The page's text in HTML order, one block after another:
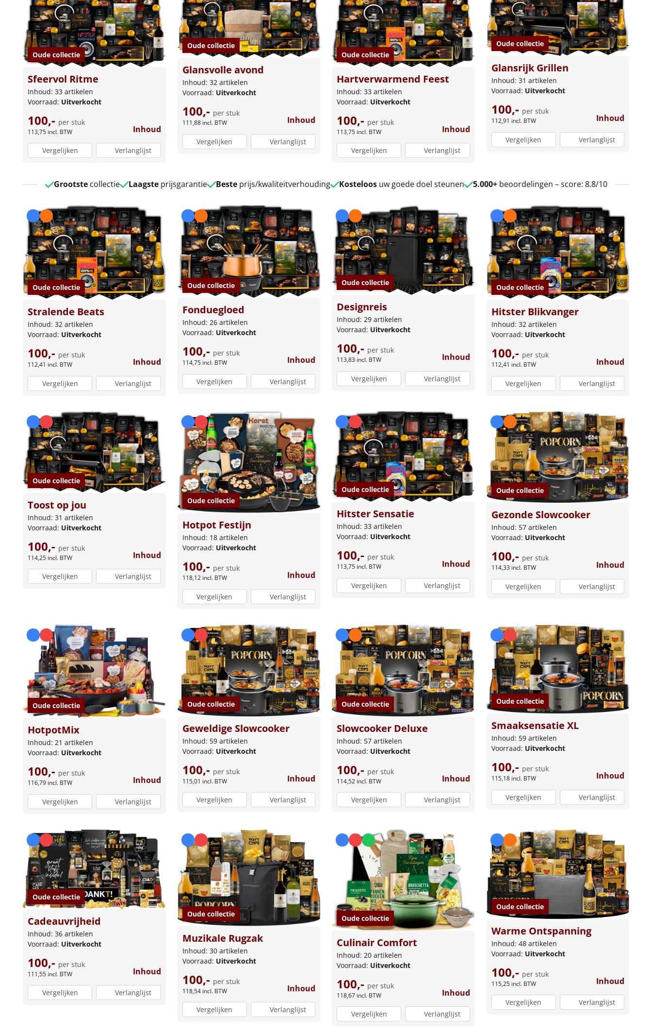
Oude collectie
Sfeervol Ritme
Inhoud: 33 artikelen
Voorraad: Uitverkocht
100,- per stuk
113,75 incl. BTW Inhoud
Vergelijken Verlanglijst
Oude collectie
Glansvolle avond
Inhoud: 32 artikelen
Voorraad: Uitverkocht
100,- per stuk
111,88 incl. BTW Inhoud
Vergelijken Verlanglijst
Oude collectie
Hartverwarmend Feest
Inhoud: 33 artikelen
Voorraad: Uitverkocht
100,- per stuk
113,75 incl. BTW Inhoud
Vergelijken Verlanglijst
Oude collectie
Glansrijk Grillen
Inhoud: 31 artikelen
Voorraad: Uitverkocht
100,- per stuk
112,91 incl. BTW Inhoud
Vergelijken Verlanglijst
Oude collectie
Stralende Beats
Inhoud: 32 artikelen
Voorraad: Uitverkocht
100,- per stuk
112,41 incl. BTW Inhoud
Vergelijken Verlanglijst
Oude collectie
Fonduegloed
Inhoud: 26 artikelen
Voorraad: Uitverkocht
100,- per stuk
114,75 incl. BTW Inhoud
Vergelijken Verlanglijst
Oude collectie
Designreis
Inhoud: 29 artikelen
Voorraad: Uitverkocht
100,- per stuk
113,83 incl. BTW Inhoud
Vergelijken Verlanglijst
Oude collectie
Hitster Blikvanger
Inhoud: 32 artikelen
Voorraad: Uitverkocht
100,- per stuk
112,41 incl. BTW Inhoud
Vergelijken Verlanglijst
Oude collectie
Toost op jou
Inhoud: 31 artikelen
Voorraad: Uitverkocht
100,- per stuk
114,25 incl. BTW Inhoud
Vergelijken Verlanglijst
Oude collectie
Hotpot Festijn
Inhoud: 18 artikelen
Voorraad: Uitverkocht
100,- per stuk
118,12 incl. BTW Inhoud
Vergelijken Verlanglijst
Oude collectie
Hitster Sensatie
Inhoud: 33 artikelen
Voorraad: Uitverkocht
100,- per stuk
113,75 incl. BTW Inhoud
Vergelijken Verlanglijst
Oude collectie
Gezonde Slowcooker
Inhoud: 57 artikelen
Voorraad: Uitverkocht
100,- per stuk
114,33 incl. BTW Inhoud
Vergelijken Verlanglijst
Oude collectie
HotpotMix
Inhoud: 21 artikelen
Voorraad: Uitverkocht
100,- per stuk
116,79 incl. BTW Inhoud
Vergelijken Verlanglijst
Oude collectie
Geweldige Slowcooker
Inhoud: 59 artikelen
Voorraad: Uitverkocht
100,- per stuk
115,01 incl. BTW Inhoud
Vergelijken Verlanglijst
Oude collectie
Slowcooker Deluxe
Inhoud: 57 artikelen
Voorraad: Uitverkocht
100,- per stuk
114,52 incl. BTW Inhoud
Vergelijken Verlanglijst
Oude collectie
Smaaksensatie XL
Inhoud: 59 artikelen
Voorraad: Uitverkocht
100,- per stuk
115,18 incl. BTW Inhoud
Vergelijken Verlanglijst
Oude collectie
Cadeauvrijheid
Inhoud: 36 artikelen
Voorraad: Uitverkocht
100,- per stuk
111,55 incl. BTW Inhoud
Vergelijken Verlanglijst
Oude collectie
Muzikale Rugzak
Inhoud: 30 artikelen
Voorraad: Uitverkocht
100,- per stuk
118,54 incl. BTW Inhoud
Vergelijken Verlanglijst
Oude collectie
Culinair Comfort
Inhoud: 20 artikelen
Voorraad: Uitverkocht
100,- per stuk
118,67 incl. BTW Inhoud
Vergelijken Verlanglijst
Oude collectie
Warme Ontspanning
Inhoud: 48 artikelen
Voorraad: Uitverkocht
100,- per stuk
115,25 incl. BTW Inhoud
Vergelijken Verlanglijst
Grootstecollectie Laagsteprijsgarantie Besteprijs/kwaliteitverhouding Kosteloosuw goede doel steunen 5.000+beoordelingen – score: 8.8/10